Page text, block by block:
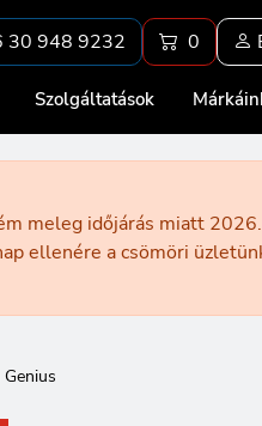
30 948 9232 0
Szolgáltatások
meleg időjárás miatt
ellenére a csömöri